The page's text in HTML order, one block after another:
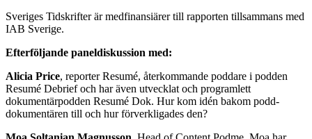
Sveriges Tidskrifter är medfinansiärer till rapporten tillsammans med
IAB Sverige.
Efterföljande paneldiskussion med:
Alicia Price, reporter Resumé, återkommande poddare i podden
Resumé Debrief och har även utvecklat och programlett
dokumentärpodden Resumé Dok. Hur kom idén bakom podd-
dokumentären till och hur förverkligades den?